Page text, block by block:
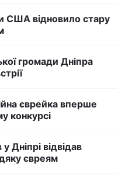
США відновило стару
громади Дніпра
єврейка вперше
конкурсі
Дніпрі відвідав
євреям